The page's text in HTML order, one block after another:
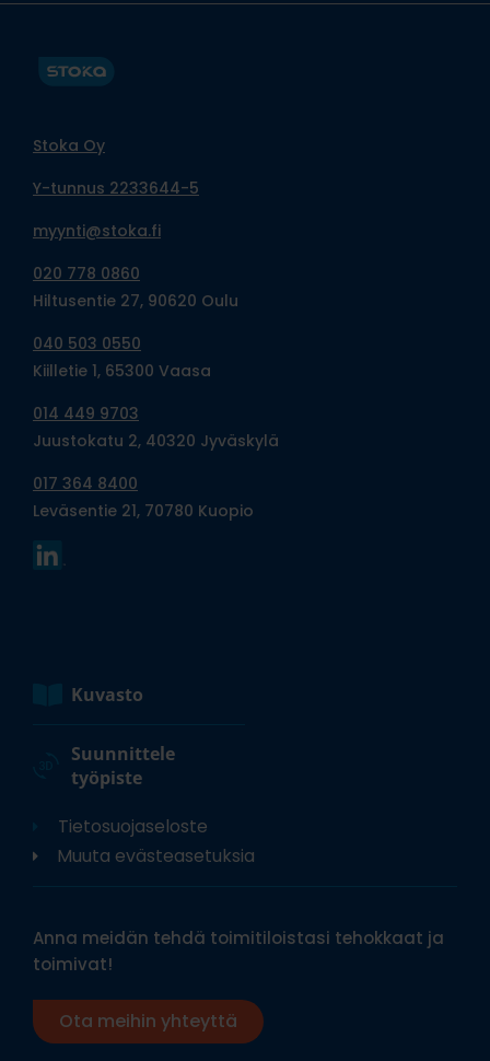
Stoka Oy
Y-tunnus 2233644-5
myynti@stoka.fi
020 778 0860
Hiltusentie 27, 90620 Oulu
040 503 0550
Kiilletie 1, 65300 Vaasa
014 449 9703
Juustokatu 2, 40320 Jyväskylä
017 364 8400
Leväsentie 21, 70780 Kuopio
Kuvasto
Suunnittele
työpiste
Tietosuojaseloste
Muuta evästeasetuksia
Anna meidän tehdä toimitiloistasi tehokkaat ja
toimivat!
Ota meihin yhteyttä